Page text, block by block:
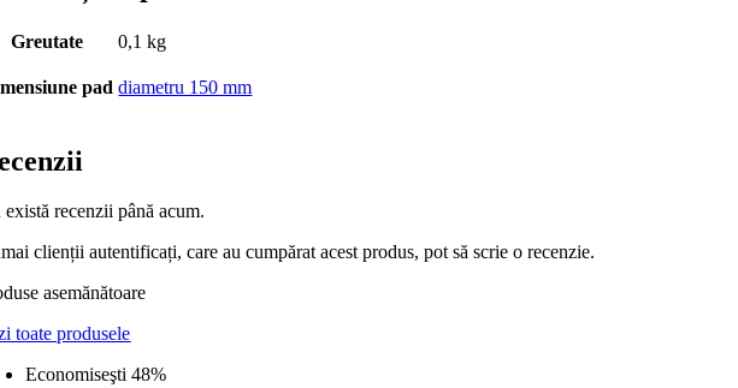
Greutate 0,1 kg
pad diametru 150 mm
există recenzii până acum.
clienții autentificați, care au cumpărat acest produs, pot să scrie o recenzie.
asemănătoare
toate produsele
Economiseşti 48%